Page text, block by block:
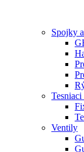
Spojky
Tesniaci
Ventily